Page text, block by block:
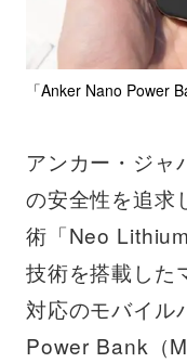
「Anker Nano Power
アンカー・ジ
の安全性を追求
術「Neo
技術を搭載した
対応のモバイ
Power Bank（